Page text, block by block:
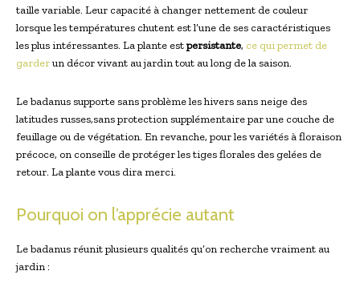
taille variable. Leur capacité à changer nettement de couleur
lorsque les températures chutent est l’une de ses caractéristiques
les plus intéressantes. La plante estpersistante, ce qui permet de
garderun décor‌ vivant au jardin tout au⁢ long de la saison.
Le badanus supporte sans problème les hivers sans neige des
latitudes russes,sans protection supplémentaire par une couche de
feuillage ou⁢ de végétation. En revanche, pour les variétés à floraison
précoce, on conseille de protéger les tiges florales des gelées de
retour. La plante vous dira merci.
Pourquoi on l’apprécie ⁤autant
Le badanus réunit plusieurs qualités qu’on recherche vraiment au
jardin :